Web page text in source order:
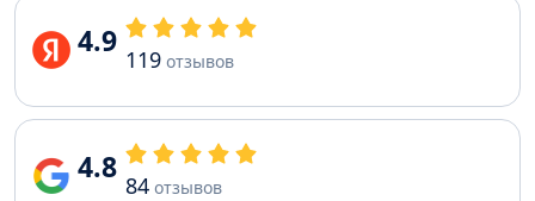
4.9 119 отзывов
4.8 84 отзывов